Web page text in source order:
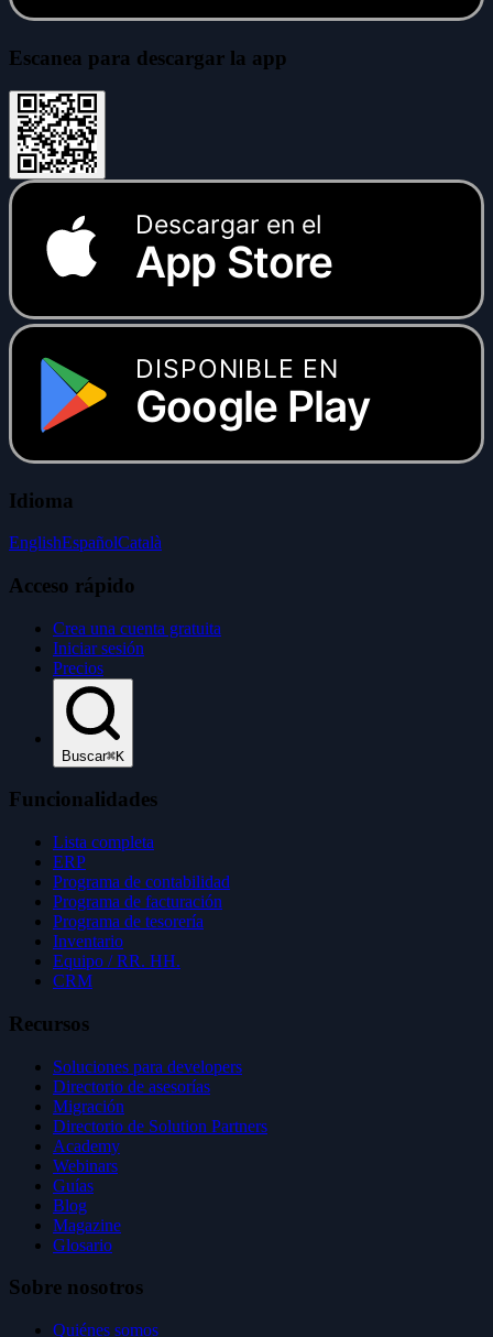
Escanea para descargar la app
Descargar en el
App Store
DISPONIBLE EN
Google Play
Idioma
EnglishEspañolCatalà
Acceso rápido
Crea una cuenta gratuita
Iniciar sesión
Precios
Buscar⌘K
Funcionalidades
Lista completa
ERP
Programa de contabilidad
Programa de facturación
Programa de tesorería
Inventario
Equipo / RR. HH.
CRM
Recursos
Soluciones para developers
Directorio de asesorías
Migración
Directorio de Solution Partners
Academy
Webinars
Guías
Blog
Magazine
Glosario
Sobre nosotros
Quiénes somos